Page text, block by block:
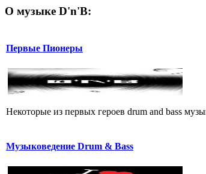
О музыке D'n'B:
Первые Пионеры
Некоторые из первых героев drum and bass
Музыковедение Drum & Bass